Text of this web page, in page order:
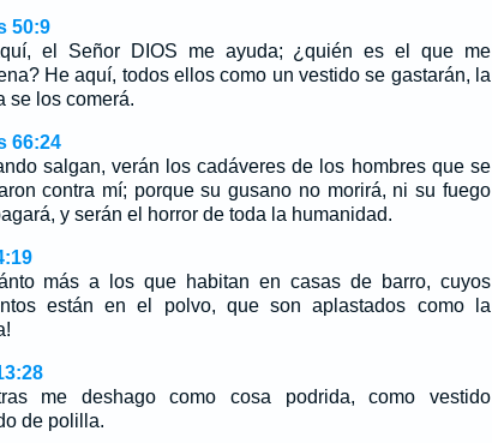
50:9
el Señor DIOS me ayuda; ¿quién es el que me
He aquí, todos ellos como un vestido se gastarán, la
se los comerá.
66:24
salgan, verán los cadáveres de los hombres que se
contra mí; porque su gusano no morirá, ni su fuego
y serán el horror de toda la humanidad.
más a los que habitan en casas de barro, cuyos
están en el polvo, que son aplastados como la
me deshago como cosa podrida, como vestido
de polilla.